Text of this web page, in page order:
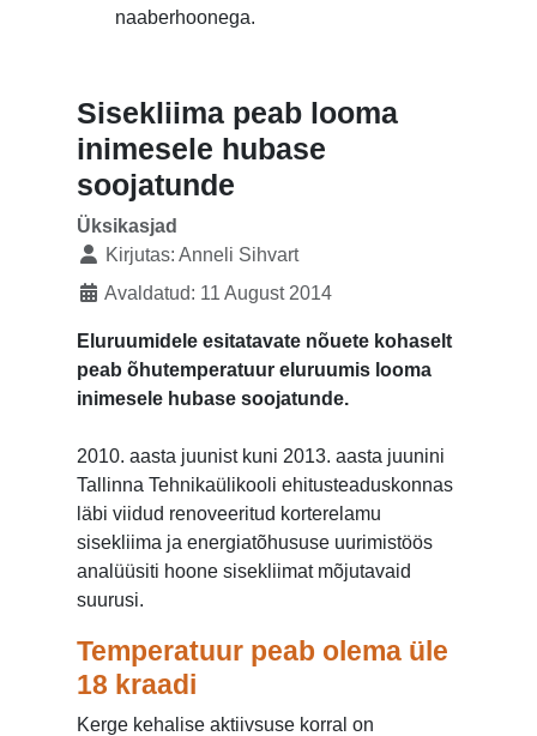
naaberhoonega.
Sisekliima peab looma
inimesele hubase
soojatunde
Üksikasjad
Kirjutas: Anneli Sihvart
Avaldatud: 11 August 2014
Eluruumidele esitatavate nõuete kohaselt
peab õhutemperatuur eluruumis looma
inimesele hubase soojatunde.
2010. aasta juunist kuni 2013. aasta juunini
Tallinna Tehnikaülikooli ehitusteaduskonnas
läbi viidud renoveeritud korterelamu
sisekliima ja energiatõhususe uurimistöös
analüüsiti hoone sisekliimat mõjutavaid
suurusi.
Temperatuur peab olema üle
18 kraadi
Kerge kehalise aktiivsuse korral on